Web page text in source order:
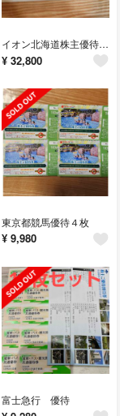
イオン北海道株主優待4万
¥ 32,800
東京都競馬優待４枚
¥ 9,980
富士急行 優待